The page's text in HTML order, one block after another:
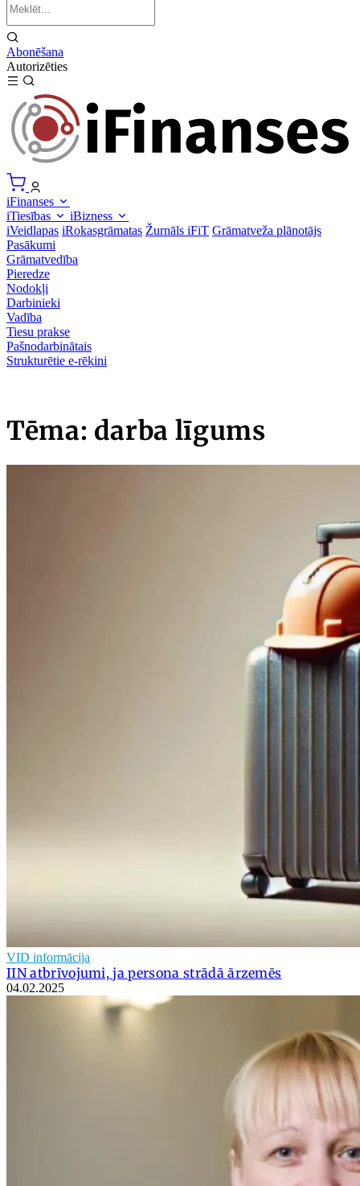
Abonēšana
Autorizēties
iFinanses
iTiesības
iBizness
iVeidlapas iRokasgrāmatas Žurnāls iFiT Grāmatveža plānotājs
Pasākumi
Grāmatvedība
Pieredze
Nodokļi
Darbinieki
Vadība
Tiesu prakse
Pašnodarbinātais
Strukturētie e-rēķini
Tēma: darba līgums
VID informācija
IIN atbrīvojumi, ja persona strādā ārzemēs
04.02.2025